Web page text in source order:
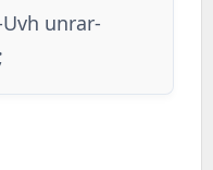
unrar-